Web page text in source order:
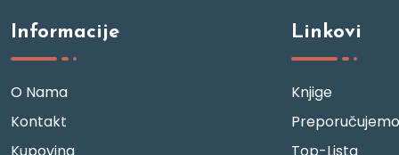
Informacije
O Nama
Kontakt
Kupovina
Linkovi
Knjige
Preporučujemo
Top-Lista